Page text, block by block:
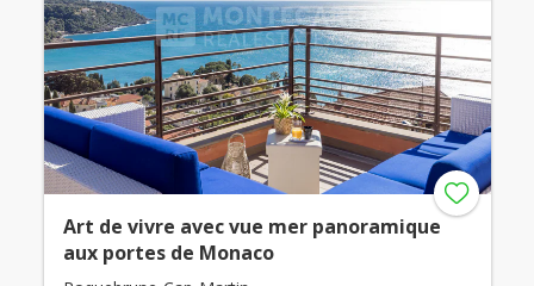
Art de vivre avec vue mer panoramique
aux portes de Monaco